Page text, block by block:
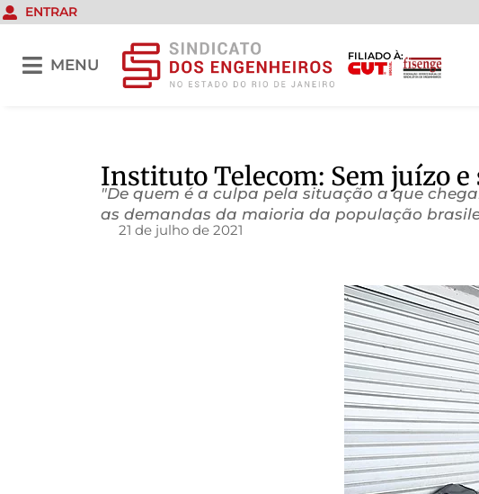
ENTRAR
MENU
FILIADO À:
Instituto Telecom: Sem juízo
"De quem é a culpa pela situação a que
as demandas da maioria da população
21 de julho de 2021